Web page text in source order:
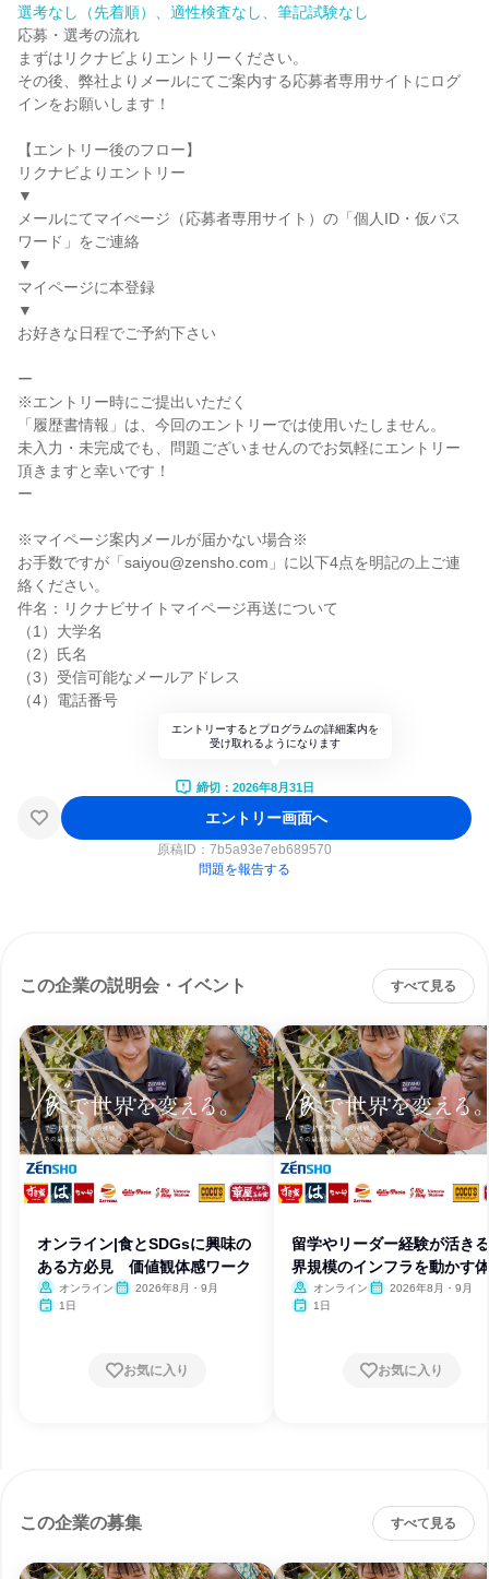
選考なし（先着順）、適性検査なし、筆記試験なし
応募・選考の流れ
まずはリクナビよりエントリーください。
その後、弊社よりメールにてご案内する応募者専用サイトにログ
インをお願いします！
【エントリー後のフロー】
リクナビよりエントリー
▼
メールにてマイぺージ（応募者専用サイト）の「個人ID・仮パス
ワード」をご連絡
▼
マイページに本登録
▼
お好きな日程でご予約下さい
ー
※エントリー時にご提出いただく
「履歴書情報」は、今回のエントリーでは使用いたしません。
未入力・未完成でも、問題ございませんのでお気軽にエントリー
頂きますと幸いです！
ー
※マイページ案内メールが届かない場合※
お手数ですが「saiyou@zensho.com」に以下4点を明記の上ご連
絡ください。
件名：リクナビサイトマイページ再送について
（1）大学名
（2）氏名
（3）受信可能なメールアドレス
（4）電話番号
エントリーするとプログラムの詳細案内を
受け取れるようになります
締切：2026年8月31日
エントリー画面へ
原稿ID： 7b5a93e7eb689570
問題を報告する
この企業の説明会・イベント すべて見る
オンライン|食とSDGsに興味の
ある方必見 価値観体感ワーク
オンライン
2026年8月・9月
1日
お気に入り
留学やリーダー経験が活き
界規模のインフラを動かす
✨
オンライン
2026年8月・9月
1日
お気に入り
この企業の募集 すべて見る